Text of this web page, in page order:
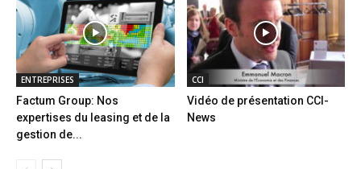
ENTREPRISES
Factum Group: Nos
expertises du leasing et de la
gestion de...
CCI
Vidéo de présentation CCI-
News